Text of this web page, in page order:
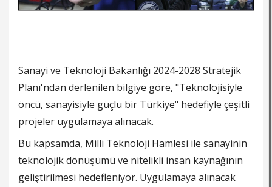
Sanayi ve Teknoloji Bakanlığı 2024-2028 Stratejik
Planı'ndan derlenilen bilgiye göre, "Teknolojisiyle
öncü, sanayisiyle güçlü bir Türkiye" hedefiyle çeşitli
projeler uygulamaya alınacak.
Bu kapsamda, Milli Teknoloji Hamlesi ile sanayinin
teknolojik dönüşümü ve nitelikli insan kaynağının
geliştirilmesi hedefleniyor. Uygulamaya alınacak